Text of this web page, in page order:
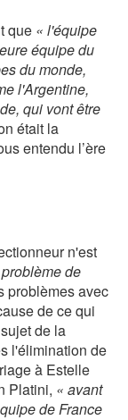
que « l'équipe
équipe du
du monde,
l'Argentine,
qui vont être
était la
entendu l’ère
n'est
de
problèmes avec
de ce qui
de la
l'élimination de
à Estelle
Platini, « avant
de France